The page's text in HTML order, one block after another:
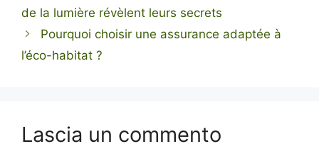
de la lumière révèlent leurs secrets
Pourquoi choisir une assurance adaptée à
l’éco-habitat ?
Lascia un commento